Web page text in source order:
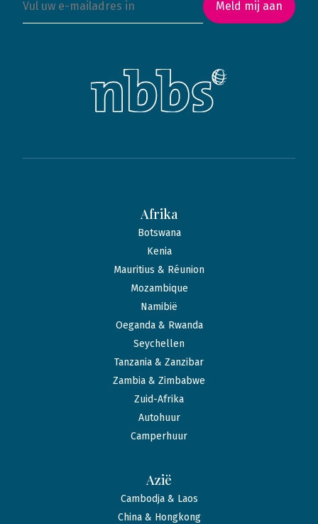
Meld mij aan
Afrika
Botswana
Kenia
Mauritius & Réunion
Mozambique
Namibië
Oeganda & Rwanda
Seychellen
Tanzania & Zanzibar
Zambia & Zimbabwe
Zuid-Afrika
Autohuur
Camperhuur
Azië
Cambodja & Laos
China & Hongkong